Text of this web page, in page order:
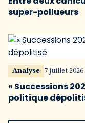
super-pollueurs
Analyse 7 juillet 2026
« Successions
politique